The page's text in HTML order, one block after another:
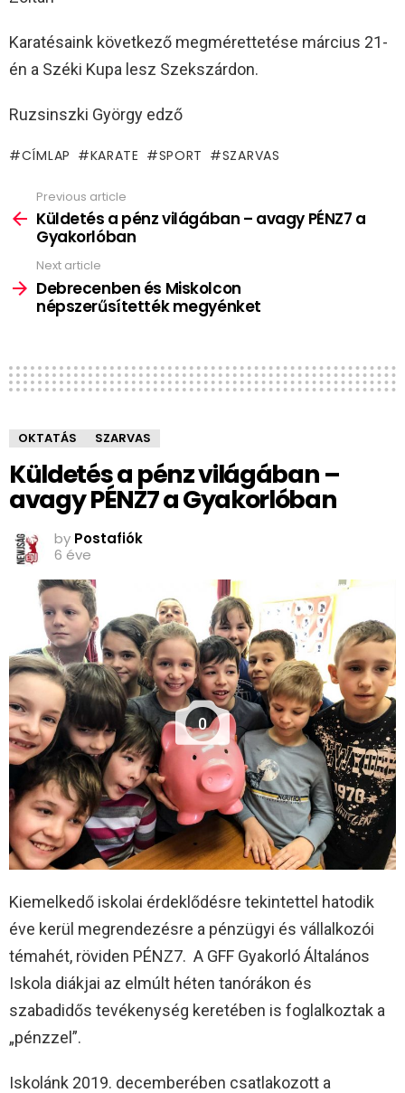
Karatésaink következő megmérettetése március 21-
én a Széki Kupa lesz Szekszárdon.
Ruzsinszki György edző
CÍMLAP KARATE SPORT SZARVAS
more
Previous article
Küldetés a pénz világában – avagy PÉNZ7 a
Gyakorlóban
Next article
Debrecenben és Miskolcon
népszerűsítették megyénket
OKTATÁS SZARVAS
Küldetés a pénz világában –
avagy PÉNZ7 a Gyakorlóban
by Postafiók
6 éve
0
Kiemelkedő iskolai érdeklődésre tekintettel hatodik
éve kerül megrendezésre a pénzügyi és vállalkozói
témahét, röviden PÉNZ7. A GFF Gyakorló Általános
Iskola diákjai az elmúlt héten tanórákon és
szabadidős tevékenység keretében is foglalkoztak a
„pénzzel”.
Iskolánk 2019. decemberében csatlakozott a